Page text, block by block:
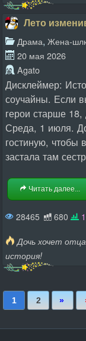
Лето
Драма, Жена-
20 мая 2026
Agato
Дисклеймер:
соучайны. Если
герои старше 18,
Среда, 1 июля.
гостиную, чтобы
застала там
Читать далее...
28465 680
Дочь хочет отца
история!
1 2